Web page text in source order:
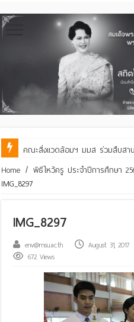
คณะสิ่งแวดล้อมฯ มมส ร่วมสืบสา
Home / พิธีไหว้ครู ประจำปีการศึกษา
IMG_8297
IMG_8297
env@msu.ac.th August 31, 2017
672 Views